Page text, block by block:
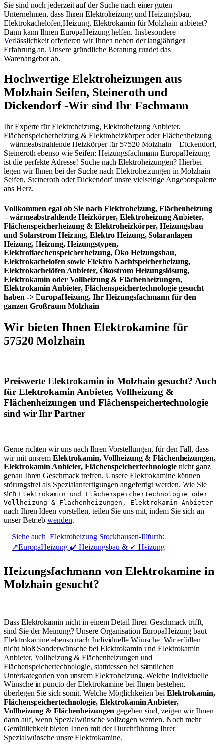
Sie sind noch jederzeit auf der Suche nach einer guten
Unternehmen, dass Ihnen Elektroheizung und Heizungsbau,
Elektrokachelofen,Heizung, Elektrokamin für Molzhain anbietet?
Dann kann Ihnen EuropaHeizung helfen. Insbesondere
Verlässlichkeit offerieren wir Ihnen neben der langjährigen
Erfahrung an. Unsere gründliche Beratung rundet das
Warenangebot ab.
Hochwertige Elektroheizungen aus
Molzhain Seifen, Steineroth und
Dickendorf -Wir sind Ihr Fachmann
Ihr Experte für Elektroheizung, Elektroheizung Anbieter,
Flächenspeicherheizung & Elektroheizkörper oder Flächenheizung
– wärmeabstrahlende Heizkörper für 57520 Molzhain – Dickendorf,
Steineroth ebenso wie Seifen: Heizungsfachmann EuropaHeizung
ist die perfekte Adresse! Suche nach Elektroheizungen? Hierbei
legen wir Ihnen bei der Suche nach Elektroheizungen in Molzhain
Seifen, Steineroth oder Dickendorf unsre vielseitige Angebotspalette
ans Herz.
Vollkommen egal ob Sie nach Elektroheizung, Flächenheizung
– wärmeabstrahlende Heizkörper, Elektroheizung Anbieter,
Flächenspeicherheizung & Elektroheizkörper, Heizungsbau
und Solarstrom Heizung, Elektro Heizung, Solaranlagen
Heizung, Heizung, Heizungstypen,
Elektroflaechenspeicherheizung, Öko Heizungsbau,
Elektrokachelofen sowie Elektro Nachtspeicherheizung,
Elektrokachelöfen Anbieter, Ökostrom Heizungslösung,
Elektrokamin oder Vollheizung & Flächenheizungen,
Elektrokamin Anbieter, Flächenspeichertechnologie gesucht
haben -> EuropaHeizung, Ihr Heizungsfachmann für den
ganzen Großraum Molzhain
Wir bieten Ihnen Elektrokamine für
57520 Molzhain
Preiswerte Elektrokamin in Molzhain gesucht? Auch
für Elektrokamin Anbieter, Vollheizung &
Flächenheizungen und Flächenspeichertechnologie
sind wir Ihr Partner
Gerne richten wir uns nach Ihren Vorstellungen, für den Fall, dass
wir mit unsrem Elektrokamin, Vollheizung & Flächenheizungen,
Elektrokamin Anbieter, Flächenspeichertechnologie nicht ganz
genau Ihren Geschmack treffen. Unsere Elektrokamine können
störungsfrei als Spezialanfertigungen angefertigt werden. Wie Sie
sich Elektrokamin und Flächenspeichertechnologie oder
Vollheizung & Flächenheizungen, Elektrokamin Anbieter
nach Ihren Ideen vorstellen, teilen Sie uns mit, indem Sie sich an
unser Betrieb wenden.
Siehe auch Elektroheizung Stockhausen-Illfurth:
↗️EuropaHeizung ✔️ Heizungsbau & ✓ Heizung
Heizungsfachmann von Elektrokamine in
Molzhain gesucht?
Dass Elektrokamin nicht in einem Detail Ihren Geschmack trifft,
sind Sie der Meinung? Unsere Organisation EuropaHeizung baut
Elektrokamine ebenso nach Individuelle Wünsche. Wir erfüllen
nicht bloß Sonderwünsche bei Elektrokamin und Elektrokamin
Anbieter, Vollheizung & Flächenheizungen und
Flächenspeichertechnologie, stattdessen bei sämtlichen
Unterkategorien von unsrem Elektroheizung. Welche Individuelle
Wünsche in puncto der Elektrokamine bei Ihnen bestehen,
überlegen Sie sich somit. Welche Möglichkeiten bei Elektrokamin,
Flächenspeichertechnologie, Elektrokamin Anbieter,
Vollheizung & Flächenheizungen gegeben sind, zeigen wir Ihnen
dann auf, wenn Spezialwünsche vollzogen werden. Noch mehr
Gemütlichkeit bieten Ihnen mit der Durchführung Ihrer
Spezialwünsche unsre Elektrokamine.